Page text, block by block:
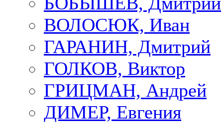
ВОЛОСЮК, Иван
ГАРАНИН, Дмитрий
ГОЛКОВ, Виктор
ГРИЦМАН, Андрей
ДИМЕР, Евгения